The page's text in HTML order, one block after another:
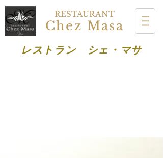
RESTAURANT
Chez Masa
レストラン シェ・マサ